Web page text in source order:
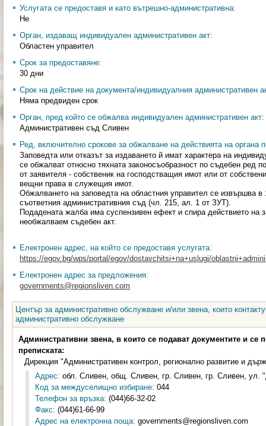
Услугата се предоставя и като вътрешно-административна:
Не
Орган, издаващ индивидуален административен акт:
Областен управител
Срок за предоставяне:
30 дни
Срок на действие на документа/индивидуалния административен
Няма предвиден срок
Орган, пред който се обжалва индивидуален административен акт:
Административен съд Сливен
Ред, включително срокове за обжалване на действията на органа
Заповедта или отказът за издаването й имат характера на
се обжалват относно тяхната законосъобразност по съдебен ред
от заявителя - собственик на господстващия имот или от
вещни права в служещия имот.
Обжалването на заповедта на областния управител се извършва
съответния административния съд (чл. 215, ал. 1 от ЗУТ).
Подадената жалба има суспензивен ефект и спира действието на
необжалваем съдебен акт.
Електронен адрес, на който се предоставя услугата:
https://egov.bg/wps/portal/egov/dostavchitsi+na+uslugi/
Електронен адрес за предложения:
governments@regionsliven.com
Център за административно обслужване и/или звена, които
административно обслужване
Административни звена, в които се подават документите и се
преписката:
Дирекция "Административен контрол, регионално развитие и
Адрес: обл. Сливен, общ. Сливен, гр. Сливен, гр. Сливен, ул.
Код за междуселищно избиране: 044
Телефон за връзка: (044)66-32-02
Факс: (044)61-66-99
Адрес на електронна поща: governments@regionsliven.com